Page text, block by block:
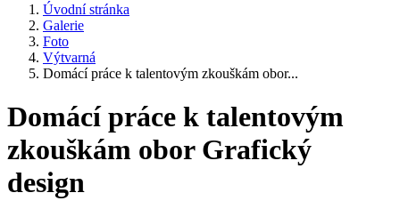
Úvodní stránka
Galerie
Foto
Výtvarná
Domácí práce k talentovým zkouškám obor...
Domácí práce k talentovým
zkouškám obor Grafický
design